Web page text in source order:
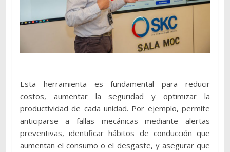
Esta herramienta es fundamental para reducir
costos, aumentar la seguridad y optimizar la
productividad de cada unidad. Por ejemplo, permite
anticiparse a fallas mecánicas mediante alertas
preventivas, identificar hábitos de conducción que
aumentan el consumo o el desgaste, y asegurar que